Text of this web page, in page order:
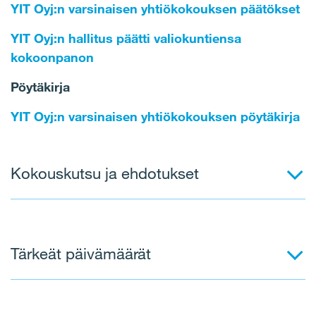
YIT Oyj:n varsinaisen yhtiökokouksen päätökset
YIT Oyj:n hallitus päätti valiokuntiensa
kokoonpanon
Pöytäkirja
YIT Oyj:n varsinaisen yhtiökokouksen pöytäkirja
Kokouskutsu ja ehdotukset
Tärkeät päivämäärät